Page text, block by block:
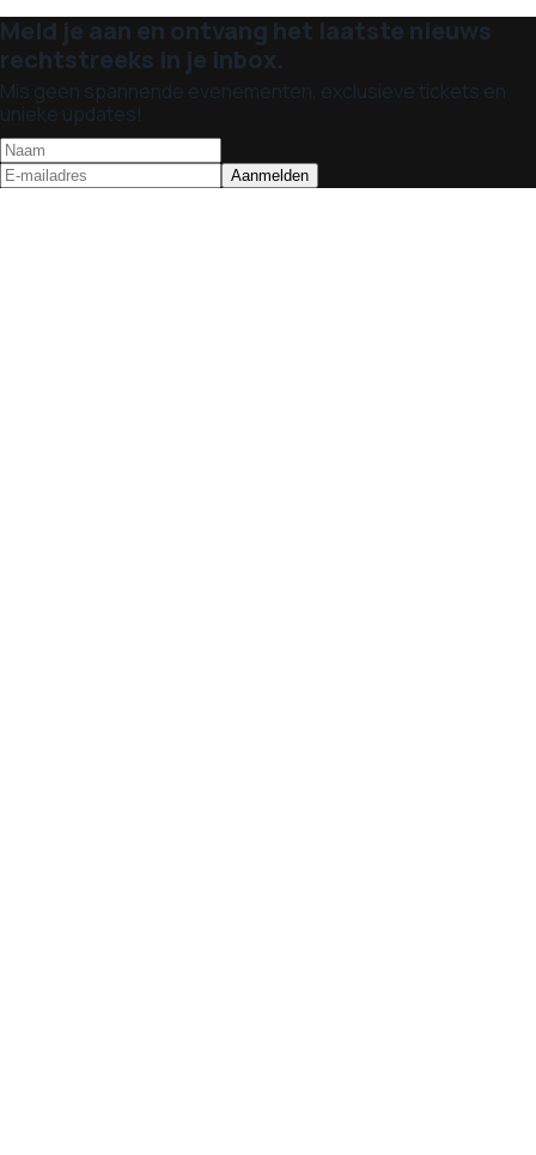
Meld je aan en ontvang het laatste nieuws
rechtstreeks in je inbox.
Mis geen spannende evenementen, exclusieve tickets en
unieke updates!